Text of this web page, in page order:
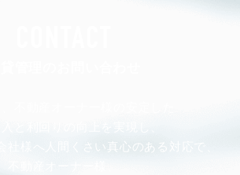
社様へ人間くさい真心のある対応で、